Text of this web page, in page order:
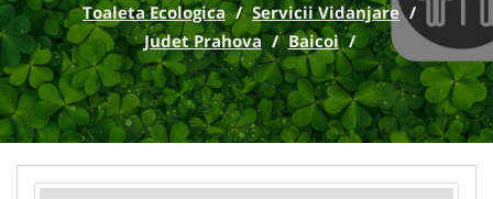
Toaleta Ecologica / Servicii Vidanjare /
Judet Prahova / Baicoi /